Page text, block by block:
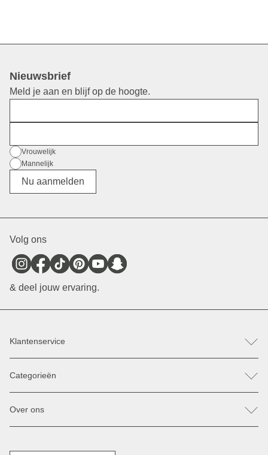
Nieuwsbrief
Meld je aan en blijf op de hoogte.
Geslacht
Vrouwelijk
Mannelijk
Divers
Nu aanmelden
Volg ons
& deel jouw ervaring.
Klantenservice
Hulp & Contact
Retour / Klacht indienen
Categorieën
Tassen
Zonnebrillen
Bagage
Over ons